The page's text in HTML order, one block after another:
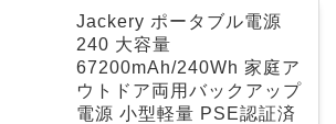
Jackery ポータブル電源
240 大容量
67200mAh/240Wh 家庭ア
ウトドア両用バックアップ
電源 小型軽量 PSE認証済